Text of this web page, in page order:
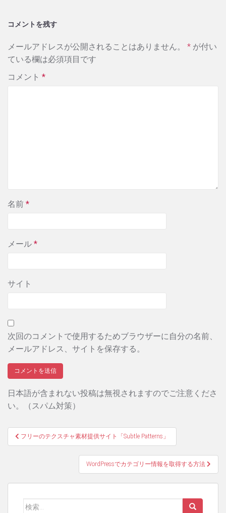
コメントを残す
メールアドレスが公開されることはありません。 * が付い
ている欄は必須項目です
コメント *
名前 *
メール *
サイト
次回のコメントで使用するためブラウザーに自分の名前、
メールアドレス、サイトを保存する。
日本語が含まれない投稿は無視されますのでご注意くださ
い。（スパム対策）
投
ビ
フリーのテクスチャ素材提供サイト「Subtle Patterns」
WordPressでカテゴリー情報を取得する方法
検